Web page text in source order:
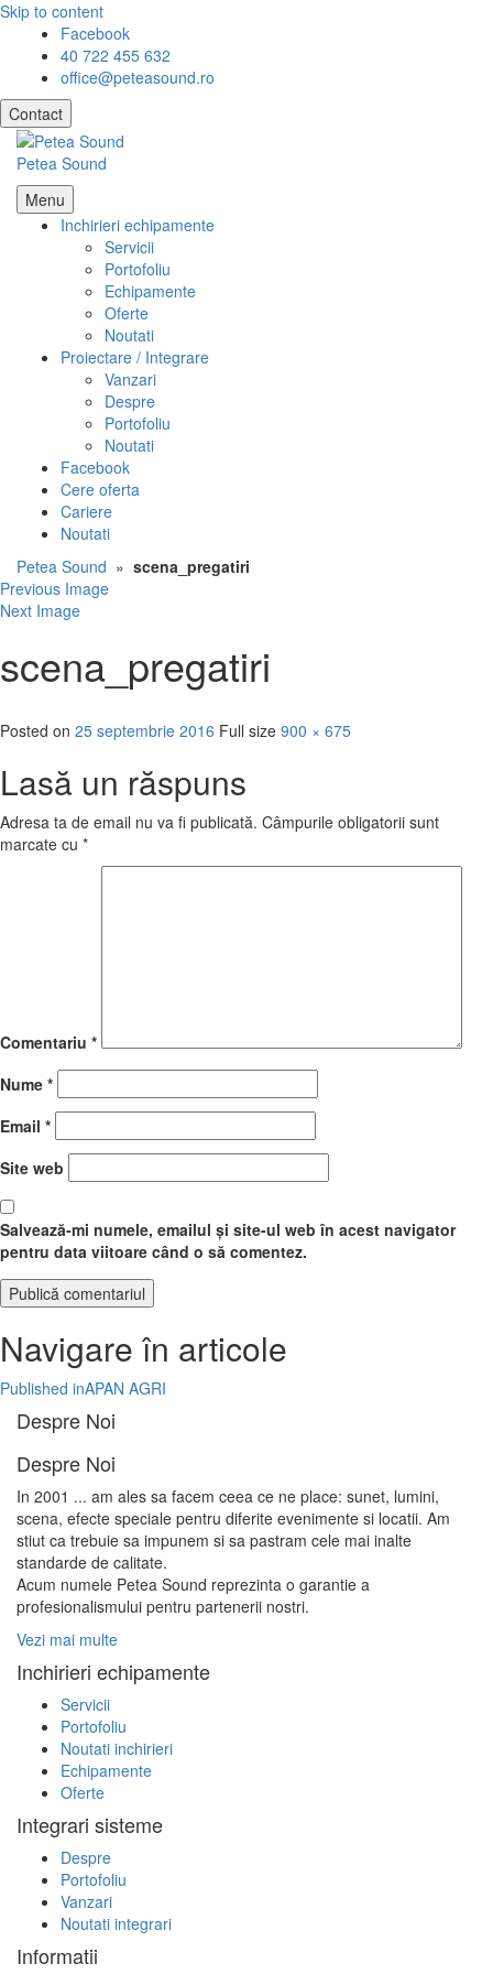
Skip to content
Facebook
40 722 455 632
office@peteasound.ro
Contact
Petea Sound
Menu
Inchirieri echipamente
Servicii
Portofoliu
Echipamente
Oferte
Noutati
Proiectare / Integrare
Vanzari
Despre
Portofoliu
Noutati
Facebook
Cere oferta
Cariere
Noutati
Petea Sound » scena_pregatiri
Previous Image
Next Image
scena_pregatiri
Posted on 25 septembrie 2016 Full size 900 × 675
Lasă un răspuns
Adresa ta de email nu va fi publicată. Câmpurile obligatorii sunt
marcate cu *
Comentariu *
Nume *
Email *
Site web
Salvează-mi numele, emailul și site-ul web în acest navigator
pentru data viitoare când o să comentez.
Navigare în articole
Published inAPAN AGRI
Despre Noi
Despre Noi
In 2001 ... am ales sa facem ceea ce ne place: sunet, lumini,
scena, efecte speciale pentru diferite evenimente si locatii. Am
stiut ca trebuie sa impunem si sa pastram cele mai inalte
standarde de calitate.
Acum numele Petea Sound reprezinta o garantie a
profesionalismului pentru partenerii nostri.
Vezi mai multe
Inchirieri echipamente
Servicii
Portofoliu
Noutati inchirieri
Echipamente
Oferte
Integrari sisteme
Despre
Portofoliu
Vanzari
Noutati integrari
Informatii